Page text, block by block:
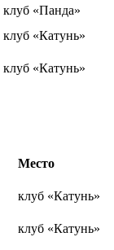
клуб «Панда»
клуб «Катунь»
клуб «Катунь»
Место
клуб «Катунь»
клуб «Катунь»